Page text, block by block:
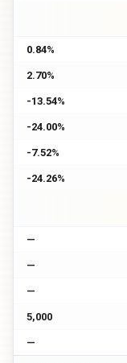
0.84%
2.70%
-13.54%
-24.00%
-7.52%
-24.26%
—
—
—
5,000
—